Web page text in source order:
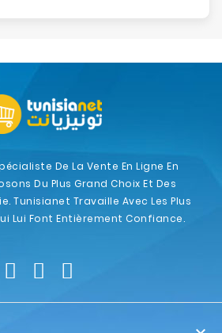
De La Vente En Ligne En
Du Plus Grand Choix Et Des
Tunisianet Travaille Avec Les Plus
Lui Font Entièrement Confiance.